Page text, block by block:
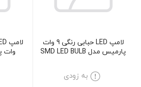
لامپ LED حبابی رنگی 9 وات
پارمیس مدل SMD LED BULB
به زودی